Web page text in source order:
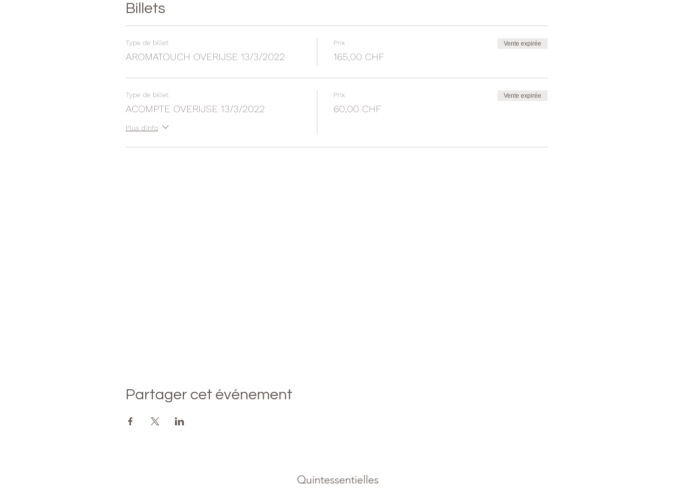
Billets
Type de billet
AROMATOUCH OVERIJSE 13/3/2022
Prix
165,00 CHF
Vente expirée
Type de billet
ACOMPTE OVERIJSE 13/3/2022
Plus d'info
Prix
60,00 CHF
Vente expirée
Partager cet événement
Quintessentielles